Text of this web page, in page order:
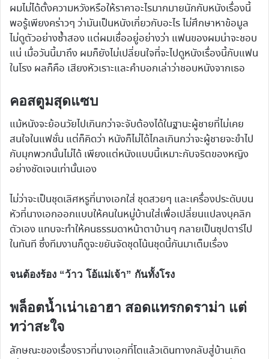
ผมไม่ได้ตั้งความหวังหรือให้ราคาอะไรมากมายนักกับหนังเรื่องนี้
พอรู้เพียงคร่าวๆ ว่ามันเป็นหนังเกี่ยวกับอะไร ไม่ศึกษาหาข้อมูล
ไม่ดูตัวอย่างซ้ำสอง แต่ผมเชื่ออยู่อย่างว่า แฟนของผมน่าจะชอบ
แน่ เมื่อวันนี้มาถึง ผมก็ยังไม่เปลี่ยนใจที่จะไปดูหนังเรื่องนี้กับแฟน
ในโรง ผลก็คือ เสียงหัวเราะและคำบอกเล่าว่าชอบหนังจากเธอ
คอสตูมสุดแซบ
แม้หนังจะย้อนวัยไปเกินกว่าจะจับต้องได้ในฐานะผู้ชายที่ไม่เคย
สนใจในแฟชั่น แต่ก็คิดว่า หนังก็ไม่ได้ไกลเกินกว่าจะผู้ชายจะขำไป
กับมุกพวกนั้นไม่ได้ เพียงแต่หนังแบบนี้เหมาะกับจริตของหญิง
อย่างชัดเจนเท่านั้นเอง
ไม่ว่าจะเป็นชุดเลิศหรูที่นางเอกใส่ ชุดสวยๆ และเครื่องประดับบน
หัวที่นางเอกออกแบบให้คนในหมู่บ้านใส่เพื่อเปลี่ยนแปลงบุคลิก
ตัวเอง แทบจะทำให้คนธรรมดาหน้าตาบ้านๆ กลายเป็นซุปตาร์ไป
ในทันที ซึ่งทีมงานก็ดูจะขยันจัดชุดโน้นชุดนี้กันมาเต็มเรื่อง
จนต้องร้อง “ว้าว โอ้แม่เจ้า” กันทั้งโรง
พล็อตน้ำเน่าเอาฮา สอดแทรกดราม่า แต่
ทว่าสะใจ
ลักษณะของเรื่องราวที่นางเอกที่โตแล้วเดินทางกลับสู่บ้านเกิด